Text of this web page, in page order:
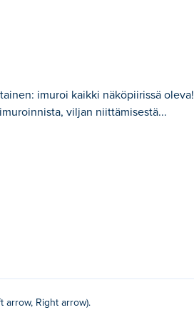
imuroi kaikki näköpiirissä oleva!
viljan niittämisestä...
Jokainen taso vie sinut uuteen
rentoutumaan?
arrow, Right arrow).